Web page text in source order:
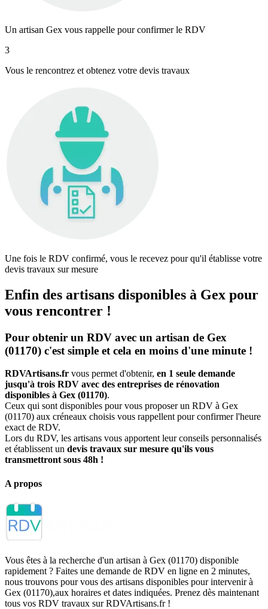
Un artisan Gex vous rappelle pour confirmer le RDV
3
Vous le rencontrez et obtenez votre devis travaux
Une fois le RDV confirmé, vous le recevez pour qu'il établisse votre
devis travaux sur mesure
Enfin des artisans disponibles à Gex pour
vous rencontrer !
Pour obtenir un RDV avec un artisan de Gex
(01170) c'est simple et cela en moins d'une minute !
RDVArtisans.fr vous permet d'obtenir, en 1 seule demande
jusqu'à trois RDV avec des entreprises de rénovation
disponibles à Gex (01170).
Ceux qui sont disponibles pour vous proposer un RDV à Gex
(01170) aux créneaux choisis vous rappellent pour confirmer l'heure
exact de RDV.
Lors du RDV, les artisans vous apportent leur conseils personnalisés
et établissent un devis travaux sur mesure qu'ils vous
transmettront sous 48h !
A propos
Vous êtes à la recherche d'un artisan à Gex (01170) disponible
rapidement ? Faites une demande de RDV en ligne en 2 minutes,
nous trouvons pour vous des artisans disponibles pour intervenir à
Gex (01170),aux horaires et dates indiquées. Prenez dès maintenant
tous vos RDV travaux sur RDVArtisans.fr !